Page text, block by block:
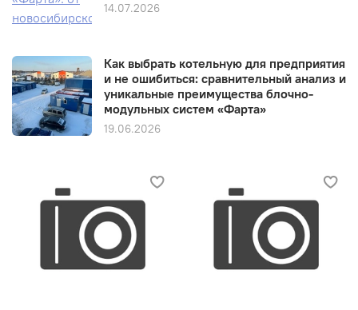
14.07.2026
Как выбрать котельную для предприятия
и не ошибиться: сравнительный анализ и
уникальные преимущества блочно-
модульных систем «Фарта»
19.06.2026